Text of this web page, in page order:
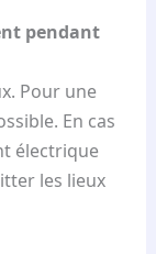
pendant
Pour une
En cas
électrique
les lieux